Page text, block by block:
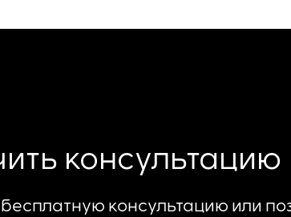
консультацию
консультацию или